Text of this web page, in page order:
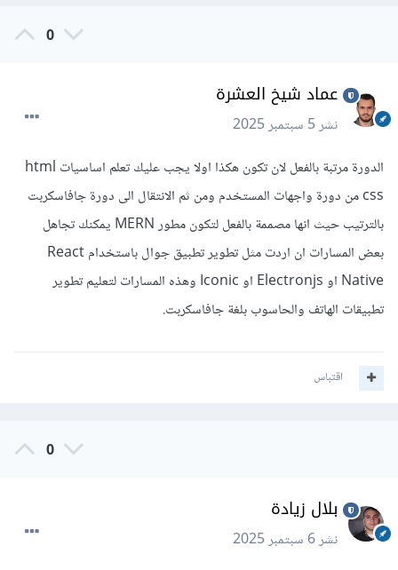
0
عماد شيخ العشرة
نشر5 سبتمبر 2025
الدورة مرتبة بالفعل لان تكون هكذا اولا يجب عليك تعلم اساسيات html
css من دورة واجهات المستخدم ومن ثم الانتقال الى دورة جافاسكربت
بالترتيب حيث انها مصممة بالفعل لتكون مطور MERN يمكنك تجاهل
بعض المسارات ان اردت مثل تطوير تطبيق جوال باستخدام React
Native او Electronjs او Iconic وهذه المسارات لتعليم تطوير
تطبيقات الهاتف والحاسوب بلغة جافاسكربت.
اقتباس
0
بلال زيادة
نشر6 سبتمبر 2025